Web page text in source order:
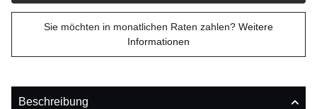
Sie möchten in monatlichen Raten zahlen? Weitere
Informationen
Beschreibung